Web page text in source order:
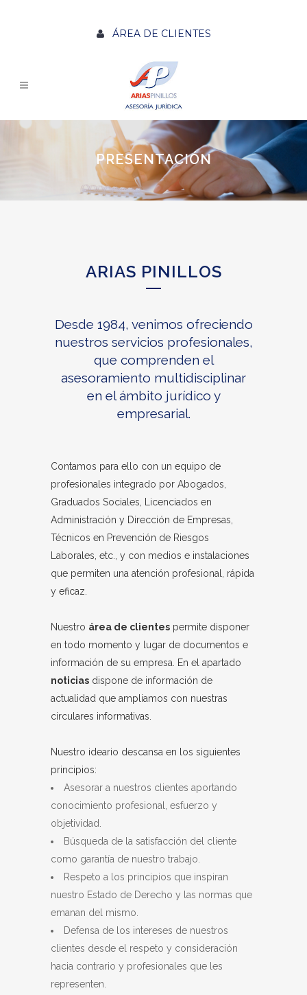
ÁREA DE CLIENTES
PRESENTACIÓN
ARIAS PINILLOS
Desde 1984, venimos ofreciendo
nuestros servicios profesionales,
que comprenden el
asesoramiento multidisciplinar
en el ámbito jurídico y
empresarial.
Contamos para ello con un equipo de
profesionales integrado por Abogados,
Graduados Sociales, Licenciados en
Administración y Dirección de Empresas,
Técnicos en Prevención de Riesgos
Laborales, etc., y con medios e instalaciones
que permiten una atención profesional, rápida
y eficaz.
Nuestro área de clientes permite disponer
en todo momento y lugar de documentos e
información de su empresa. En el apartado
noticias dispone de información de
actualidad que ampliamos con nuestras
circulares informativas.
Nuestro ideario descansa en los siguientes
principios:
Asesorar a nuestros clientes aportando
conocimiento profesional, esfuerzo y
objetividad.
Búsqueda de la satisfacción del cliente
como garantía de nuestro trabajo.
Respeto a los principios que inspiran
nuestro Estado de Derecho y las normas que
emanan del mismo.
Defensa de los intereses de nuestros
clientes desde el respeto y consideración
hacia contrario y profesionales que les
representen.